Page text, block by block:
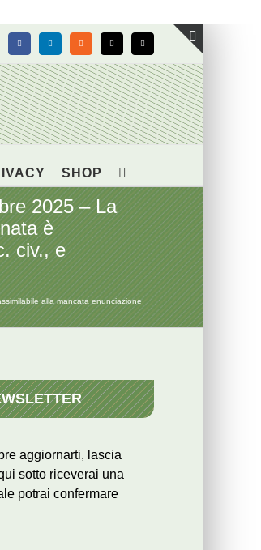
FacebookLinkedIn Rss X Email
SHOP
2025 – La
è
civ., e
alla mancata enunciazione
aggiornarti, lascia
sotto riceverai una
potrai confermare
Toggle
area
barra
scorrevole